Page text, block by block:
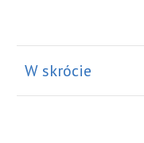
W skrócie